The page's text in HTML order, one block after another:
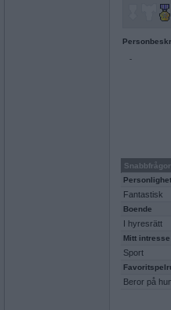
-
Snabbfrågor
Personlighet
Fantastisk
Boende
I hyresrätt
Mitt intresse
Sport
Beror på